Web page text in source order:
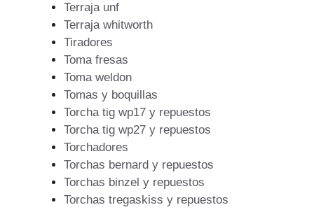
Terraja unf
Terraja whitworth
Tiradores
Toma fresas
Toma weldon
Tomas y boquillas
Torcha tig wp17 y repuestos
Torcha tig wp27 y repuestos
Torchadores
Torchas bernard y repuestos
Torchas binzel y repuestos
Torchas tregaskiss y repuestos